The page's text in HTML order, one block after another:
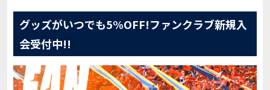
グッズがいつでも5%OFF!ファンクラブ新規入
会受付中!!